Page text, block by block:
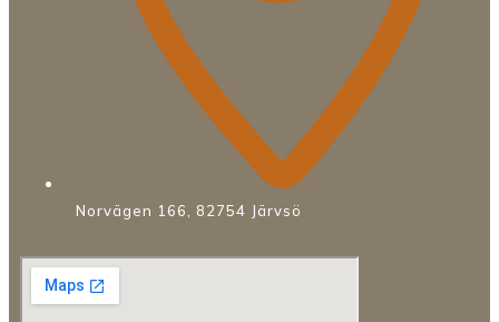
Norvägen 166, 82754 Järvsö